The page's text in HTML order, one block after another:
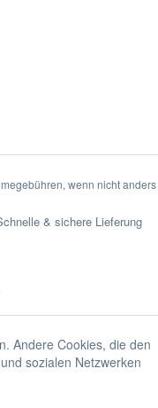
wenn nicht
& sichere Lieferung
Andere Cookies, die den
sozialen Netzwerken